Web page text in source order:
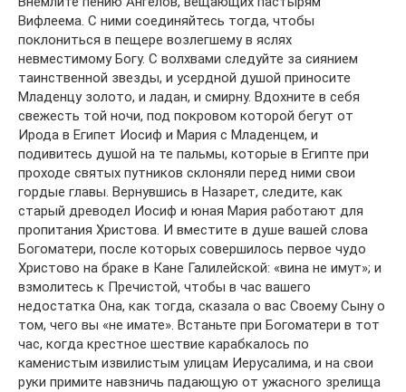
Вифлеема. С ними соединяйтесь тогда, чтобы
поклониться в пещере возлегшему в яслях
невместимому Богу. С волхвами следуйте за сиянием
таинственной звезды, и усердной душой приносите
Младенцу золото, и ладан, и смирну. Вдохните в себя
свежесть той ночи, под покровом которой бегут от
Ирода в Египет Иосиф и Мария с Младенцем, и
подивитесь душой на те пальмы, которые в Египте при
проходе святых путников склоняли перед ними свои
гордые главы. Вернувшись в Назарет, следите, как
старый древодел Иосиф и юная Мария работают для
пропитания Христова. И вместите в душе вашей слова
Богоматери, после которых совершилось первое чудо
Христово на браке в Кане Галилейской: «вина не имут»; и
взмолитесь к Пречистой, чтобы в час вашего
недостатка Она, как тогда, сказала о вас Своему Сыну о
том, чего вы «не имате». Встаньте при Богоматери в тот
час, когда крестное шествие карабкалось по
каменистым извилистым улицам Иерусалима, и на свои
руки примите навзничь падающую от ужасного зрелища